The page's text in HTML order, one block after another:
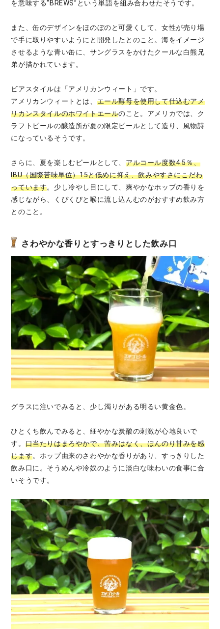
を意味する“BREWS”という単語を組み合わせたそうです。
また、缶のデザインをほのぼのと可愛くして、女性が売り場
で手に取りやすいようにと開発したとのこと。海をイメージ
させるような青い缶に、サングラスをかけたクールな白熊兄
弟が描かれています。
ビアスタイルは「アメリカンウィート」です。
アメリカンウィートとは、 エール酵母を使用して仕込むアメ
リカンスタイルのホワイトエールのこと。アメリカでは、ク
ラフトビールの醸造所が夏の限定ビールとして造り、風物詩
になっているそうです。
さらに、夏を楽しむビールとして、 アルコール度数4.5％、
IBU（国際苦味単位）15と低めに抑え、飲みやすさにこだわ
っています。少し冷やし目にして、爽やかなホップの香りを
感じながら、くぴくぴと喉に流し込んむのがおすすめ飲み方
とのこと。
さわやかな香りとすっきりとした飲み口
グラスに注いでみると、少し濁りがある明るい黄金色。
ひとくち飲んでみると、細やかな炭酸の刺激が心地良いで
す。 口当たりはまろやかで、苦みはなく、ほんのり甘みを感
じます。ホップ由来のさわやかな香りがあり、すっきりした
飲み口に。そうめんや冷奴のように淡白な味わいの食事に合
いそうです。